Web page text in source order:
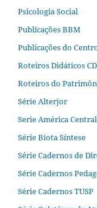
Psicologia Social
Publicações BBM
Publicações do
Roteiros Didáticos
Roteiros do
Série Alterjor
Serie América
Série Biota Síntese
Série Cadernos de
Série Cadernos
Série Cadernos TUSP